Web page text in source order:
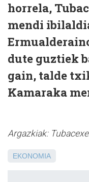
horrela,
mendi
dute guztiek
gain, talde
Kamaraka
Argazkiak:
EKONOMIA